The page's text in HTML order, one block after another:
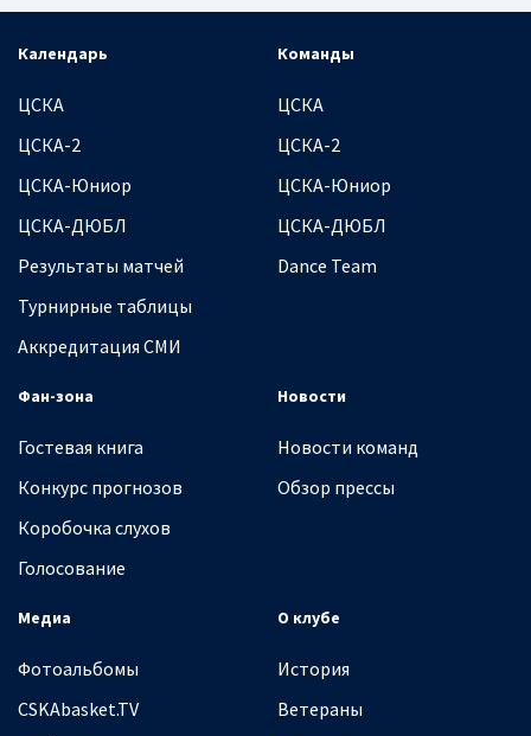
Календарь
ЦСКА
ЦСКА-2
ЦСКА-Юниор
ЦСКА-ДЮБЛ
Результаты матчей
Турнирные таблицы
Аккредитация СМИ
Команды
ЦСКА
ЦСКА-2
ЦСКА-Юниор
ЦСКА-ДЮБЛ
Dance Team
Фан-зона
Гостевая книга
Конкурс прогнозов
Коробочка слухов
Голосование
Новости
Новости команд
Обзор прессы
Медиа
Фотоальбомы
CSKAbasket.TV
О клубе
История
Ветераны